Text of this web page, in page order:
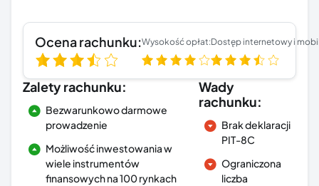
Ocena rachunku:Wysokość opłat:Dostęp internetowy i
Zalety rachunku:
Bezwarunkowo darmowe
prowadzenie
Możliwość inwestowania w
wiele instrumentów
finansowych na 100 rynkach
Wady
rachunku:
Brak deklaracji
PIT-8C
Ograniczona
liczba